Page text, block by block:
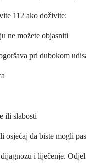
112 ako doživite:
ne možete objasniti
pri dubokom
ili slabosti
osjećaj da biste mogli
i liječenje.